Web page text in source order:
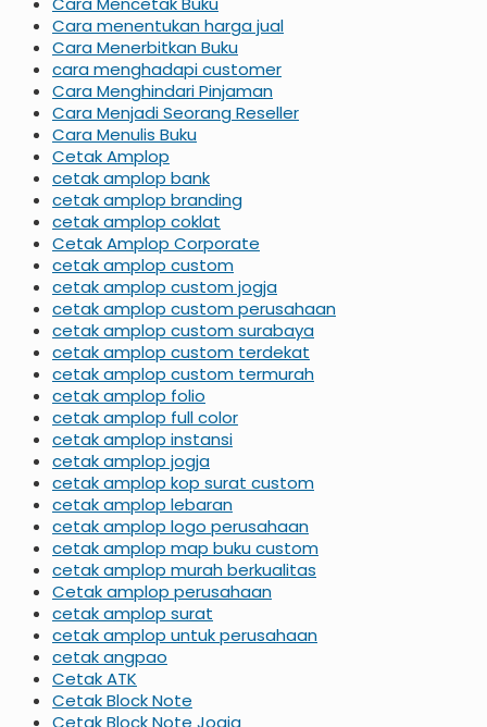
Cara menentukan harga jual
Cara Menerbitkan Buku
cara menghadapi customer
Cara Menghindari Pinjaman
Cara Menjadi Seorang Reseller
Cara Menulis Buku
Cetak Amplop
cetak amplop bank
cetak amplop branding
cetak amplop coklat
Cetak Amplop Corporate
cetak amplop custom
cetak amplop custom jogja
cetak amplop custom perusahaan
cetak amplop custom surabaya
cetak amplop custom terdekat
cetak amplop custom termurah
cetak amplop folio
cetak amplop full color
cetak amplop instansi
cetak amplop jogja
cetak amplop kop surat custom
cetak amplop lebaran
cetak amplop logo perusahaan
cetak amplop map buku custom
cetak amplop murah berkualitas
Cetak amplop perusahaan
cetak amplop surat
cetak amplop untuk perusahaan
cetak angpao
Cetak ATK
Cetak Block Note
Cetak Block Note Jogja